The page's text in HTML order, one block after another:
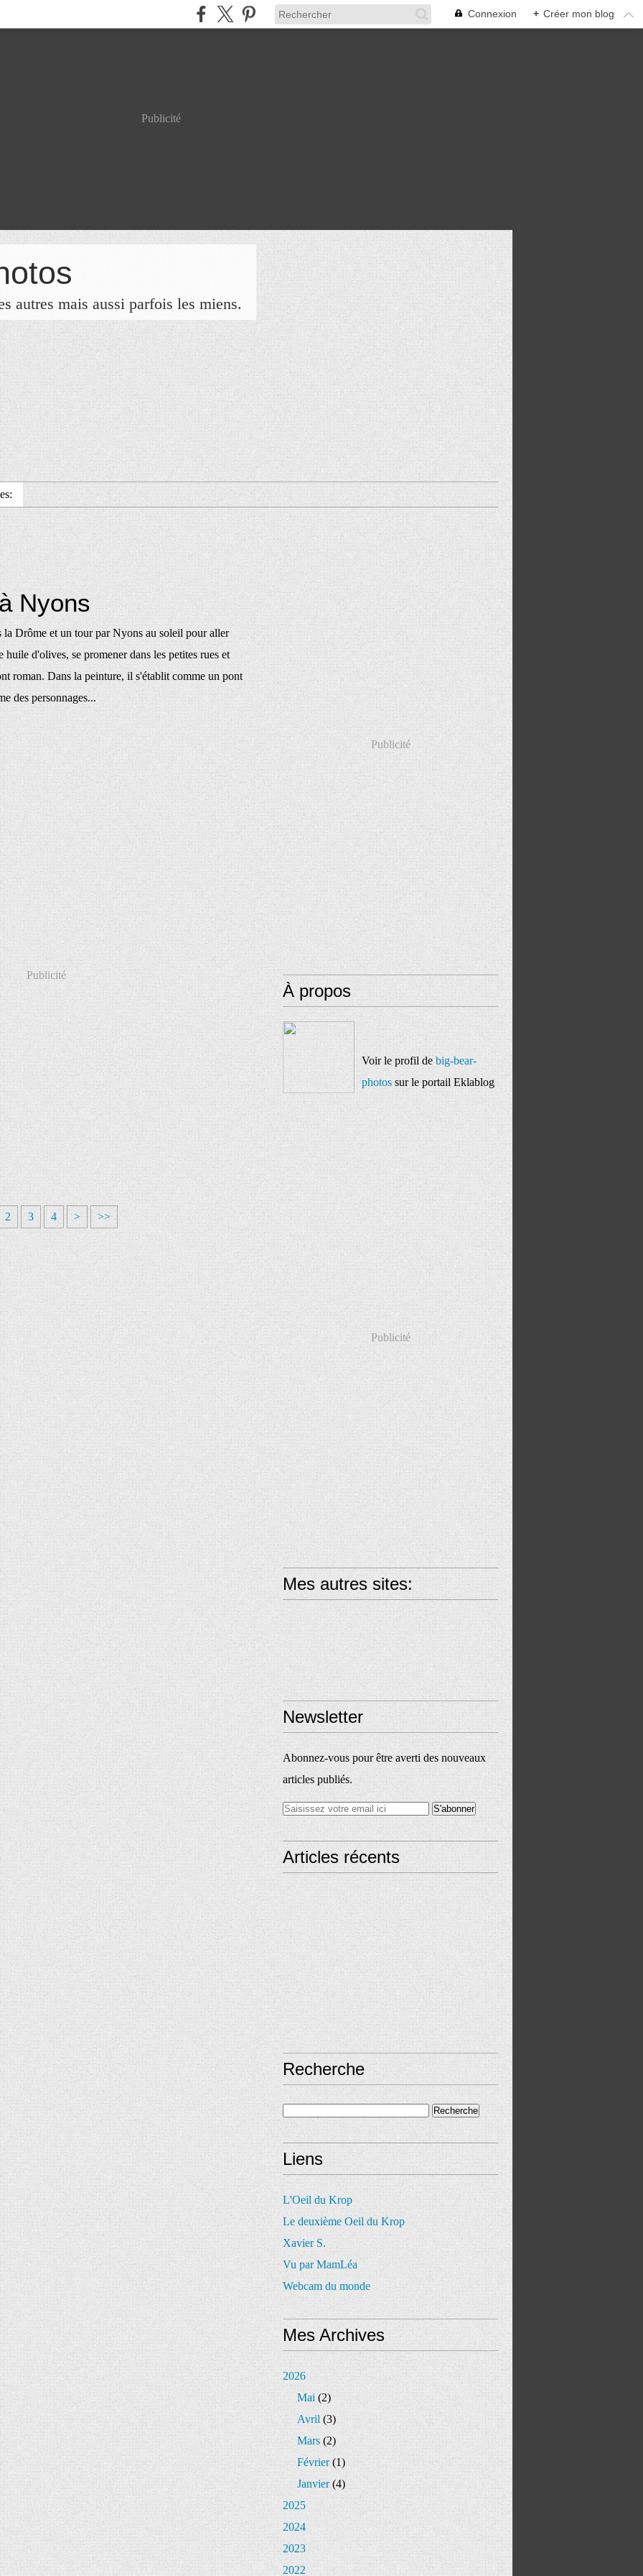
Connexion + Créer mon blog
Publicité
autres mais aussi parfois les miens.
Nyons
la Drôme et un tour par Nyons au soleil pour aller
huile d'olives, se promener dans les petites rues et
roman. Dans la peinture, il s'établit comme un pont
des personnages...
Publicité
2 3 4 > >>
Publicité
À propos
Voir le profil debig-bear-
photossur le portail Eklablog
Publicité
Mes autres sites:
Newsletter
Abonnez-vous pour être averti des nouveaux
articles publiés.
Articles récents
Recherche
Liens
L'Oeil du Krop
Le deuxième Oeil du Krop
Xavier S.
Vu par MamLéa
Webcam du monde
Mes Archives
2026
Mai(2)
Avril(3)
Mars(2)
Février(1)
Janvier(4)
2025
2024
2023
2022